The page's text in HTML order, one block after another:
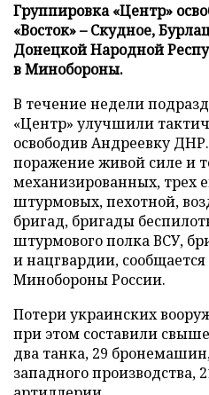
Группировка «Центр»
«Восток» – Скудное,
Донецкой Народной
в Минобороны.
В течение недели
«Центр» улучшили
освободив Андреевку
поражение живой силе и
механизированных, трех
штурмовых, пехотной,
бригад, бригады
штурмового полка ВСУ,
и нацгвардии, сообщается
Минобороны России.
Потери украинских
при этом составили
два танка, 29
западного производства,